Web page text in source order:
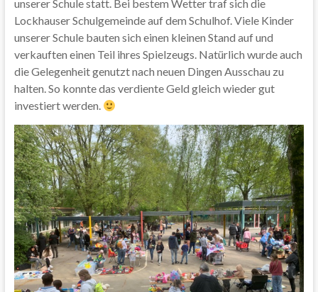
unserer Schule statt. Bei bestem Wetter traf sich die
Lockhauser Schulgemeinde auf dem Schulhof. Viele Kinder
unserer Schule bauten sich einen kleinen Stand auf und
verkauften einen Teil ihres Spielzeugs. Natürlich wurde auch
die Gelegenheit genutzt nach neuen Dingen Ausschau zu
halten. So konnte das verdiente Geld gleich wieder gut
investiert werden.